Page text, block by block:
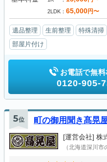
2LDK 65,000円〜
遺品整理 生前整理 特殊清掃
部屋片付け
お電話で無
0120-905-
5位 町の御用聞き髙晃
[運営会社] 株
（北海道深川市